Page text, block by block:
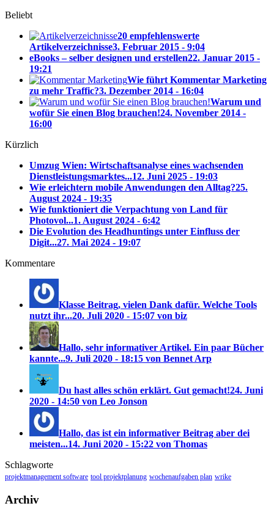
Beliebt
20 empfehlenswerte
Artikelverzeichnisse3. Februar 2015 - 9:04
eBooks – selber designen und erstellen22. Januar 2015 -
19:21
Wie führt Kommentar Marketing
zu mehr Traffic?3. Dezember 2014 - 16:04
Warum und
wofür Sie einen Blog brauchen!24. November 2014 -
16:00
Kürzlich
Umzug Wien: Wirtschaftsanalyse eines wachsenden
Dienstleistungsmarktes...12. Juni 2025 - 19:03
Wie erleichtern mobile Anwendungen den Alltag?25.
August 2024 - 19:35
Wie funktioniert die Verpachtung von Land für
Photovol...1. August 2024 - 6:42
Die Evolution des Headhuntings unter Einfluss der
Digit...27. Mai 2024 - 19:07
Kommentare
Klasse Beitrag, vielen Dank dafür. Welche Tools
nutzt ihr...20. Juli 2020 - 15:07 von biz
Hallo, sehr informativer Artikel. Ein paar Bücher
kannte...9. Juli 2020 - 18:15 von Bennet Arp
Du hast alles schön erklärt. Gut gemacht!24. Juni
2020 - 14:50 von Leo Jonson
Hallo, das ist ein informativer Beitrag aber dei
meisten...14. Juni 2020 - 15:22 von Thomas
Schlagworte
projektmanagement software tool projektplanung wochenaufgaben plan wrike
Archiv